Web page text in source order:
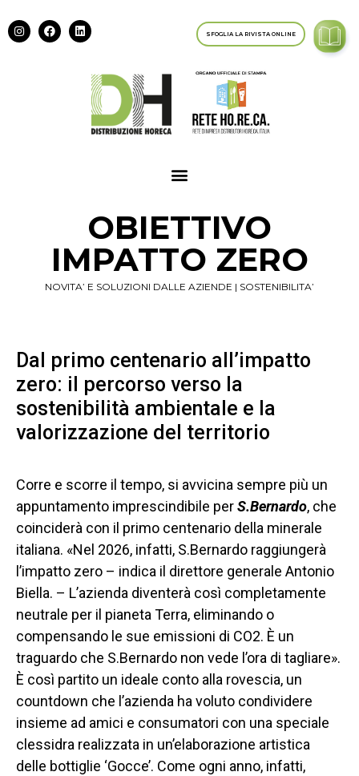
SFOGLIA LA RIVISTA ONLINE
OBIETTIVO
IMPATTO ZERO
NOVITA’ E SOLUZIONI DALLE AZIENDE | SOSTENIBILITA’
Dal primo centenario all’impatto
zero: il percorso verso la
sostenibilità ambientale e la
valorizzazione del territorio
Corre e scorre il tempo, si avvicina sempre più un
appuntamento imprescindibile perS.Bernardo, che
coinciderà con il primo centenario della minerale
italiana. «Nel 2026, infatti, S.Bernardo raggiungerà
l’impatto zero – indica il direttore generale Antonio
Biella. – L’azienda diventerà così completamente
neutrale per il pianeta Terra, eliminando o
compensando le sue emissioni di CO2. È un
traguardo che S.Bernardo non vede l’ora di tagliare».
È così partito un ideale conto alla rovescia, un
countdown che l’azienda ha voluto condividere
insieme ad amici e consumatori con una speciale
clessidra realizzata in un’elaborazione artistica
delle bottiglie ‘Gocce’. Come ogni anno, infatti,